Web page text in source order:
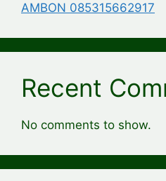
AMBON 085315662917
Recent
No comments to show.